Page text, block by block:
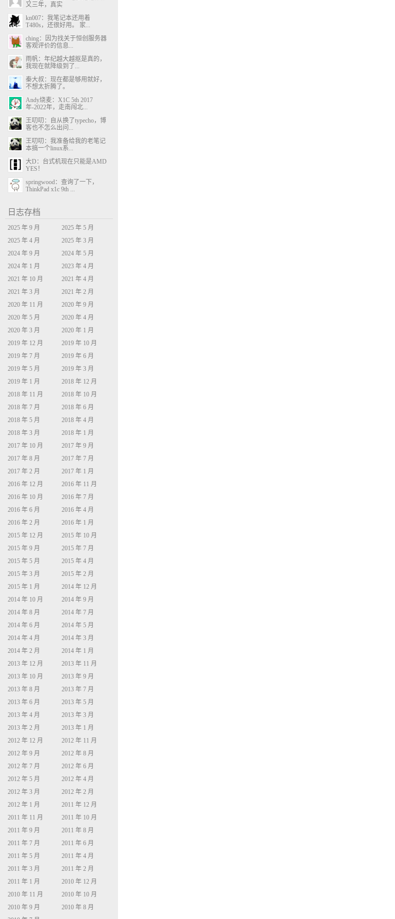
又三年，真实
kn007：我笔记本还用着
T480s，还很好用。 家...
ching：因为找关于恒创服务器
客观评价的信息...
雨帆：年纪越大越抠是真的，
我现在就降级到了...
秦大叔：现在都是够用就好，
不想太折腾了。
Andy烧麦：X1C 5th 2017
年-2022年，走南闯北...
王叨叨：自从换了typecho，博
客也不怎么出问...
王叨叨：我准备给我的老笔记
本搞一个linux系...
大D：台式机现在只能是AMD
YES！
springwood：查询了一下，
ThinkPad x1c 9th ...
日志存档
2025 年 9 月
2025 年 5 月
2025 年 4 月
2025 年 3 月
2024 年 9 月
2024 年 5 月
2024 年 1 月
2023 年 4 月
2021 年 10 月
2021 年 4 月
2021 年 3 月
2021 年 2 月
2020 年 11 月
2020 年 9 月
2020 年 5 月
2020 年 4 月
2020 年 3 月
2020 年 1 月
2019 年 12 月
2019 年 10 月
2019 年 7 月
2019 年 6 月
2019 年 5 月
2019 年 3 月
2019 年 1 月
2018 年 12 月
2018 年 11 月
2018 年 10 月
2018 年 7 月
2018 年 6 月
2018 年 5 月
2018 年 4 月
2018 年 3 月
2018 年 1 月
2017 年 10 月
2017 年 9 月
2017 年 8 月
2017 年 7 月
2017 年 2 月
2017 年 1 月
2016 年 12 月
2016 年 11 月
2016 年 10 月
2016 年 7 月
2016 年 6 月
2016 年 4 月
2016 年 2 月
2016 年 1 月
2015 年 12 月
2015 年 10 月
2015 年 9 月
2015 年 7 月
2015 年 5 月
2015 年 4 月
2015 年 3 月
2015 年 2 月
2015 年 1 月
2014 年 12 月
2014 年 10 月
2014 年 9 月
2014 年 8 月
2014 年 7 月
2014 年 6 月
2014 年 5 月
2014 年 4 月
2014 年 3 月
2014 年 2 月
2014 年 1 月
2013 年 12 月
2013 年 11 月
2013 年 10 月
2013 年 9 月
2013 年 8 月
2013 年 7 月
2013 年 6 月
2013 年 5 月
2013 年 4 月
2013 年 3 月
2013 年 2 月
2013 年 1 月
2012 年 12 月
2012 年 11 月
2012 年 9 月
2012 年 8 月
2012 年 7 月
2012 年 6 月
2012 年 5 月
2012 年 4 月
2012 年 3 月
2012 年 2 月
2012 年 1 月
2011 年 12 月
2011 年 11 月
2011 年 10 月
2011 年 9 月
2011 年 8 月
2011 年 7 月
2011 年 6 月
2011 年 5 月
2011 年 4 月
2011 年 3 月
2011 年 2 月
2011 年 1 月
2010 年 12 月
2010 年 11 月
2010 年 10 月
2010 年 9 月
2010 年 8 月